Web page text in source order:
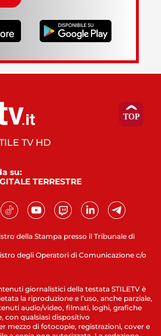
della Stampa presso il Tribunale di
degli Operatori di Comunicazione c/o
TV HD
su:
TERRESTRE
giornalistici della testata STILETV è
la riproduzione e l’uso, anche parziale,
audio/video, filmati, loghi, grafiche
con qualsiasi dispositivo
mezzo di fotocopie, registrazioni, cover e